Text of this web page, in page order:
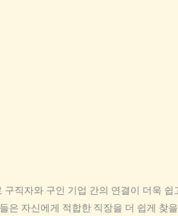
직자와 구인 기업 간의 연결이 더욱 쉽
은 자신에게 적합한 직장을 더 쉽게 찾